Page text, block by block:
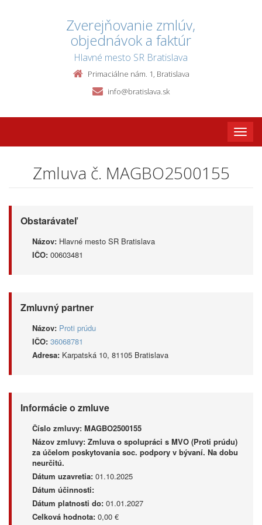
Zverejňovanie zmlúv,
objednávok a faktúr
Hlavné mesto SR Bratislava
Primaciálne nám. 1, Bratislava
info@bratislava.sk
Toggle
Zmluva č. MAGBO2500155
Obstarávateľ
Názov: Hlavné mesto SR Bratislava
IČO: 00603481
Zmluvný partner
Názov: Proti prúdu
IČO: 36068781
Adresa: Karpatská 10, 81105 Bratislava
Informácie o zmluve
Číslo zmluvy: MAGBO2500155
Názov zmluvy: Zmluva o spolupráci s MVO (Proti prúdu)
za účelom poskytovania soc. podpory v bývaní. Na dobu
neurčitú.
Dátum uzavretia: 01.10.2025
Dátum účinnosti:
Dátum platnosti do: 01.01.2027
Celková hodnota: 0,00 €